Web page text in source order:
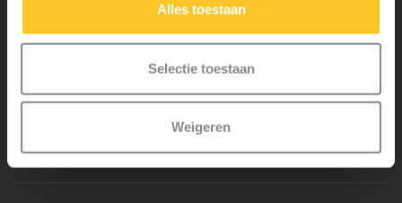
Alles toestaan
Selectie toestaan
Weigeren
veiligheid en zeer duurzaam. Elk onderdeel is los te vervangen. Je
hebt jarenlang plezier van een Micro step!